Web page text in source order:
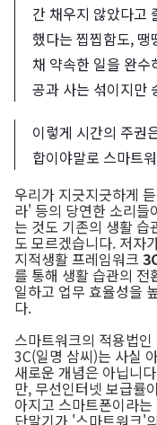
간 채우지 않았다고
했다는 찝찝함도, 땡
채 약속한 일을 완
공과 사는 섞이지만
이렇게 시간의 주권
합이야말로 스마트
우리가 지긋지긋하게
라' 등의 당연한 소리들
는 것도 기존의 생활 습
도 모르겠습니다. 저자
지적생활 프레임워크
를 통해 생활 습관의 전
일하고 업무 효율성을
다.
스마트워크의 적용법인
3C(일명 삼씨)는 사실
새로운 개념은 아닙니
만, 무선인터넷 보급률
아지고 스마트폰이라는
단말기가 '스마트워크'